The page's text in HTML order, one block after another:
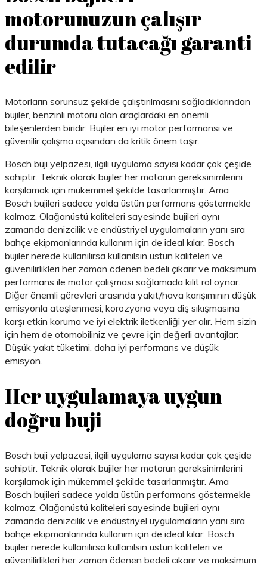
motorunuzun çalışır
durumda tutacağı garanti
edilir
Motorların sorunsuz şekilde çalıştırılmasını sağladıklarından
bujiler, benzinli motoru olan araçlardaki en önemli
bileşenlerden biridir. Bujiler en iyi motor performansı ve
güvenilir çalışma açısından da kritik önem taşır.
Bosch buji yelpazesi, ilgili uygulama sayısı kadar çok çeşide
sahiptir. Teknik olarak bujiler her motorun gereksinimlerini
karşılamak için mükemmel şekilde tasarlanmıştır. Ama
Bosch bujileri sadece yolda üstün performans göstermekle
kalmaz. Olağanüstü kaliteleri sayesinde bujileri aynı
zamanda denizcilik ve endüstriyel uygulamaların yanı sıra
bahçe ekipmanlarında kullanım için de ideal kılar. Bosch
bujiler nerede kullanılırsa kullanılsın üstün kaliteleri ve
güvenilirlikleri her zaman ödenen bedeli çıkarır ve maksimum
performans ile motor çalışması sağlamada kilit rol oynar.
Diğer önemli görevleri arasında yakıt/hava karışımının düşük
emisyonla ateşlenmesi, korozyona veya diş sıkışmasına
karşı etkin koruma ve iyi elektrik iletkenliği yer alır. Hem sizin
için hem de otomobiliniz ve çevre için değerli avantajlar:
Düşük yakıt tüketimi, daha iyi performans ve düşük
emisyon.
Her uygulamaya uygun
doğru buji
Bosch buji yelpazesi, ilgili uygulama sayısı kadar çok çeşide
sahiptir. Teknik olarak bujiler her motorun gereksinimlerini
karşılamak için mükemmel şekilde tasarlanmıştır. Ama
Bosch bujileri sadece yolda üstün performans göstermekle
kalmaz. Olağanüstü kaliteleri sayesinde bujileri aynı
zamanda denizcilik ve endüstriyel uygulamaların yanı sıra
bahçe ekipmanlarında kullanım için de ideal kılar. Bosch
bujiler nerede kullanılırsa kullanılsın üstün kaliteleri ve
güvenilirlikleri her zaman ödenen bedeli çıkarır ve maksimum